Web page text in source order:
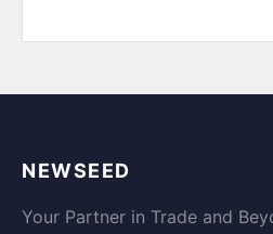
NEWSEED
Your Partner in Trade and